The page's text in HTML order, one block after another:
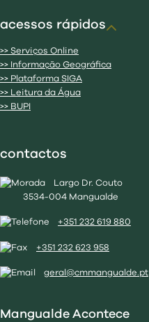
acessos rápidos
>> Serviços Online
>> Informação Geográfica
>> Plataforma SIGA
>> Leitura da Água
>> BUPI
contactos
Largo Dr. Couto
3534-004 Mangualde
+351 232 619 880
+351 232 623 958
geral@cmmangualde.pt
Mangualde Acontece